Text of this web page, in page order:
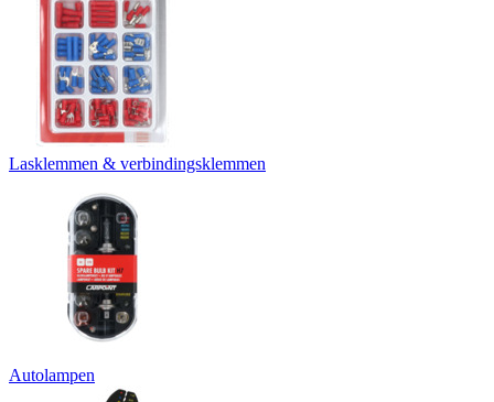
Lasklemmen & verbindingsklemmen
Autolampen